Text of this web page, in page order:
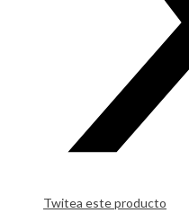
Twitea este producto